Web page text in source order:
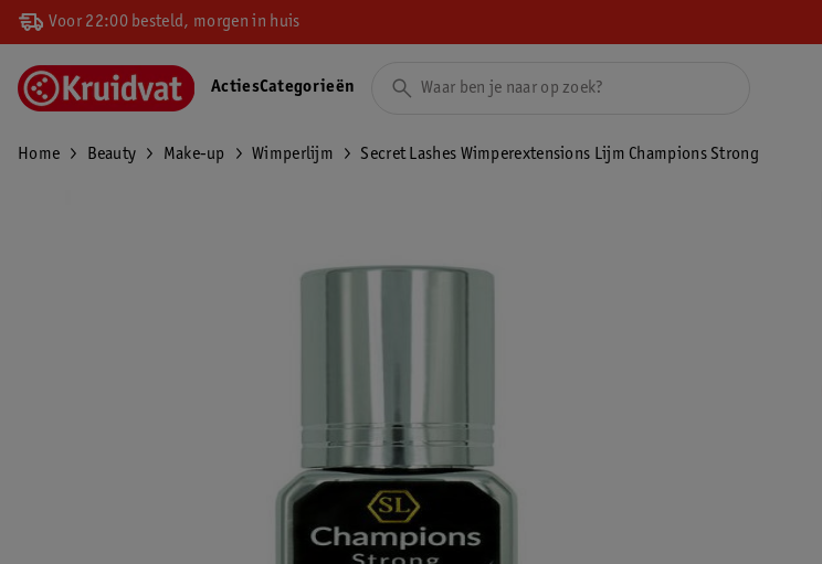
Voor 22:00 besteld, morgen in huis
ActiesCategorieën
Home Beauty Make-up Wimperlijm Secret Lashes Wimperextensions Lijm Champions Strong